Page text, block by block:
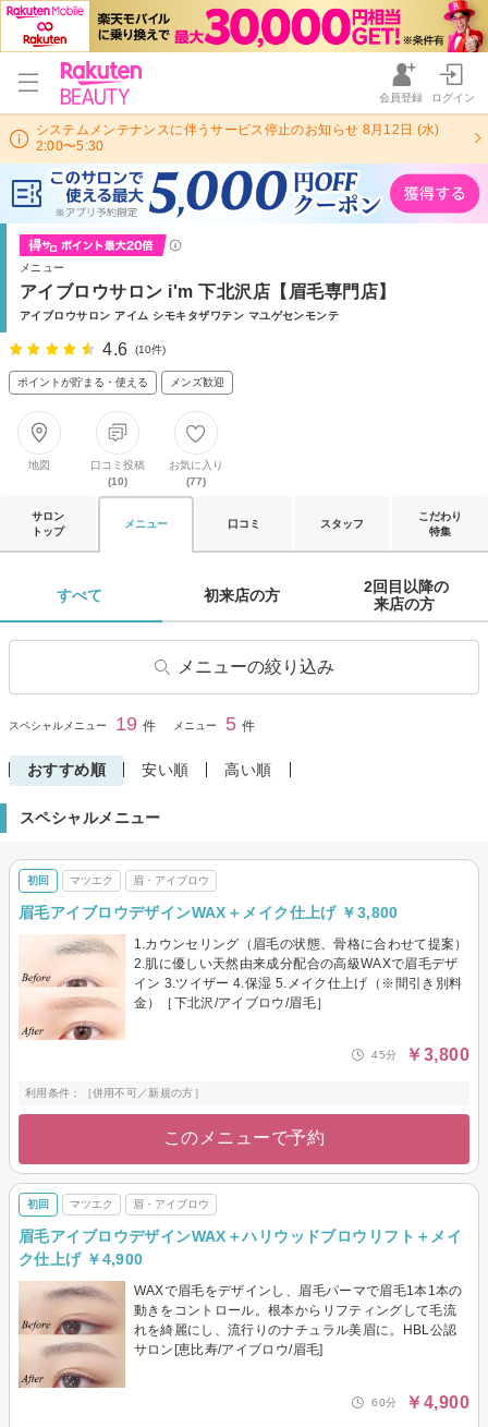
会員登録 ログイン
システムメンテナンスに伴うサービス停止のお知らせ 8月12日 (水)
2:00〜5:30
メニュー
アイブロウサロン i'm 下北沢店【眉毛専門店】
アイブロウサロン アイム シモキタザワテン マユゲセンモンテ
4.6 (10件)
ポイントが貯まる・使える メンズ歓迎
地図
口コミ投稿
(10)
お気に入り
(77)
サロン
トップ
メニュー 口コミ スタッフ
こだわり
特集
すべて 初来店の方
2回目以降の
来店の方
メニューの絞り込み
閉じる
スペシャルメニュー 19 件 メニュー 5 件
おすすめ順 安い順 高い順
スペシャルメニュー
初回 マツエク 眉・アイブロウ
眉毛アイブロウデザインWAX＋メイク仕上げ ￥3,800
1.カウンセリング（眉毛の状態、骨格に合わせて提案）
2.肌に優しい天然由来成分配合の高級WAXで眉毛デザ
イン 3.ツイザー 4.保湿 5.メイク仕上げ（※間引き別料
金）［下北沢/アイブロウ/眉毛］
45分 ￥3,800
利用条件：［併用不可／新規の方］
このメニューで予約
初回 マツエク 眉・アイブロウ
眉毛アイブロウデザインWAX＋ハリウッドブロウリフト＋メイ
ク仕上げ ￥4,900
WAXで眉毛をデザインし、眉毛パーマで眉毛1本1本の
動きをコントロール。根本からリフティングして毛流
れを綺麗にし、流行りのナチュラル美眉に。HBL公認
サロン[恵比寿/アイブロウ/眉毛]
60分 ￥4,900